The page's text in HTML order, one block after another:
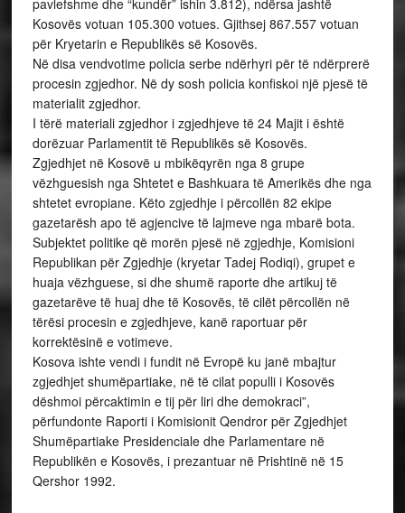
Kosovës votuan 105.300 votues. Gjithsej 867.557 votuan
për Kryetarin e Republikës së Kosovës.
Në disa vendvotime policia serbe ndërhyri për të ndërprerë
procesin zgjedhor. Në dy sosh policia konfiskoi një pjesë të
materialit zgjedhor.
I tërë materiali zgjedhor i zgjedhjeve të 24 Majit i është
dorëzuar Parlamentit të Republikës së Kosovës.
Zgjedhjet në Kosovë u mbikëqyrën nga 8 grupe
vëzhguesish nga Shtetet e Bashkuara të Amerikës dhe nga
shtetet evropiane. Këto zgjedhje i përcollën 82 ekipe
gazetarësh apo të agjencive të lajmeve nga mbarë bota.
Subjektet politike që morën pjesë në zgjedhje, Komisioni
Republikan për Zgjedhje (kryetar Tadej Rodiqi), grupet e
huaja vëzhguese, si dhe shumë raporte dhe artikuj të
gazetarëve të huaj dhe të Kosovës, të cilët përcollën në
tërësi procesin e zgjedhjeve, kanë raportuar për
korrektësinë e votimeve.
Kosova ishte vendi i fundit në Evropë ku janë mbajtur
zgjedhjet shumëpartiake, në të cilat populli i Kosovës
dëshmoi përcaktimin e tij për liri dhe demokraci”,
përfundonte Raporti i Komisionit Qendror për Zgjedhjet
Shumëpartiake Presidenciale dhe Parlamentare në
Republikën e Kosovës, i prezantuar në Prishtinë në 15
Qershor 1992.